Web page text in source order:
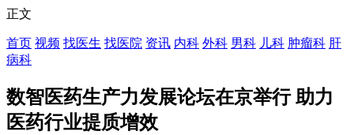
正文
首页 视频 找医生 找医院 资讯 内科 外科 男科 儿科 肿瘤科 肝
病科
数智医药生产力发展论坛在京举行 助力
医药行业提质增效